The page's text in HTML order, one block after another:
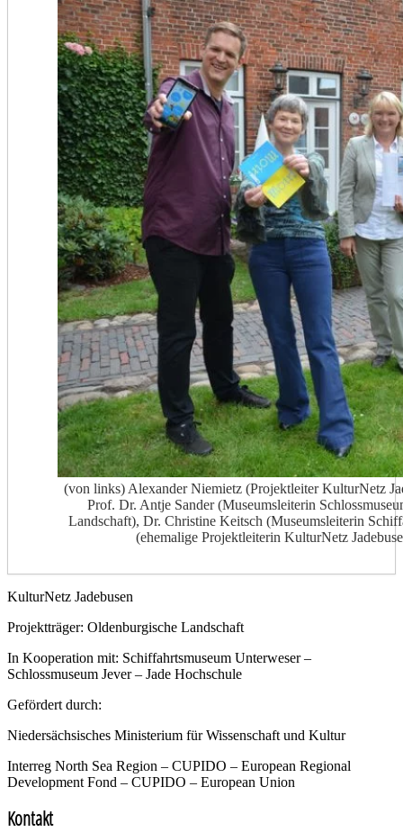
(von links) Alexander Niemietz (Projektleiter KulturNetz
Prof. Dr. Antje Sander (Museumsleiterin
Landschaft), Dr. Christine Keitsch (Museumsleiterin
(ehemalige Projektleiterin KulturNetz
KulturNetz Jadebusen
Projektträger: Oldenburgische Landschaft
In Kooperation mit: Schiffahrtsmuseum Unterweser –
Schlossmuseum Jever – Jade Hochschule
Gefördert durch:
Niedersächsisches Ministerium für Wissenschaft und Kultur
Interreg North Sea Region – CUPIDO – European Regional
Development Fond – CUPIDO – European Union
Kontakt